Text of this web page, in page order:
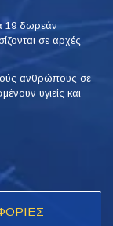
19 δωρεάν
σε αρχές
ανθρώπους σε
υγιείς και